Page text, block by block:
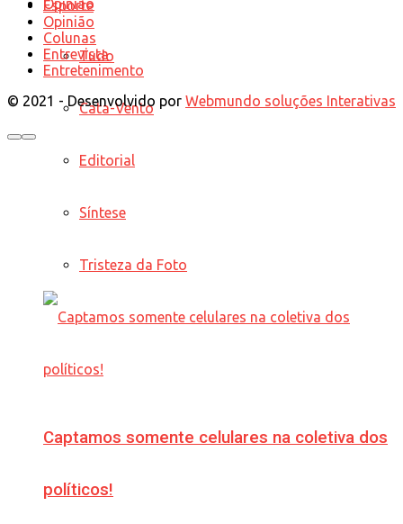
Opinião
Tudo
Cata-Vento
Editorial
Síntese
Tristeza da Foto
Captamos somente celulares na coletiva dos
políticos!
Esporte
Opinião
Colunas
Entrevista
Entretenimento
© 2021 - Desenvolvido por Webmundo soluções Interativas